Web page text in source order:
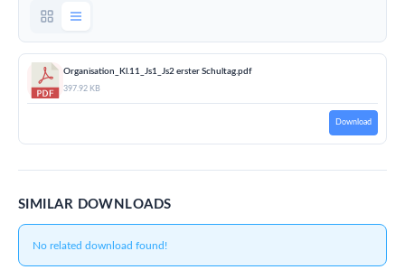
Organisation_Kl.11_Js1_Js2 erster Schultag.pdf
397.92 KB
Download
SIMILAR DOWNLOADS
No related download found!